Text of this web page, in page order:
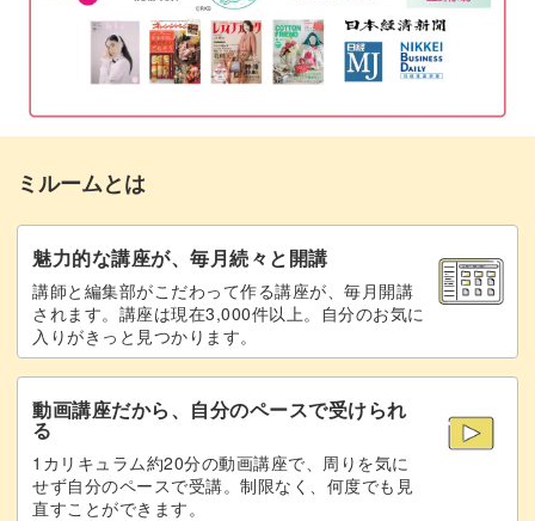
ミルームとは
魅力的な講座が、毎月続々と開講
講師と編集部がこだわって作る講座が、毎月開講
されます。講座は現在3,000件以上。自分のお気に
入りがきっと見つかります。
動画講座だから、自分のペースで受けられ
る
1カリキュラム約20分の動画講座で、周りを気に
せず自分のペースで受講。制限なく、何度でも見
直すことができます。